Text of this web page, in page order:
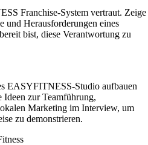
Franchise-System vertraut. Zeige
und Herausforderungen eines
bist, diese Verantwortung zu
EASYFITNESS-Studio aufbauen
Ideen zur Teamführung,
Marketing im Interview, um
zu demonstrieren.